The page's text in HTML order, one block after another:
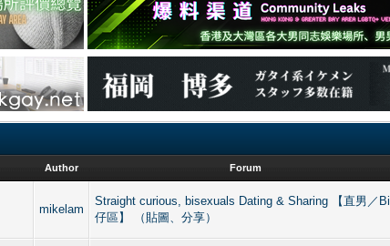
Author Forum
mikelam
Straight curious, bisexuals Dating & Sharing 【直男／Bi
仔區】 （貼圖、分享）